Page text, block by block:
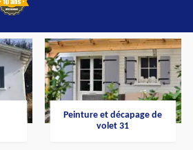
Peinture et décapage de
volet 31